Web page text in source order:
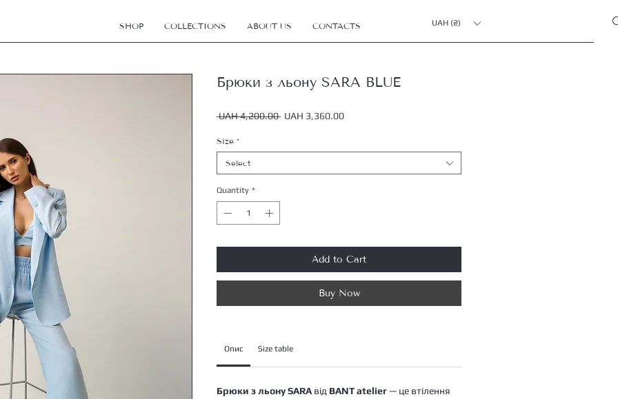
SHOP COLLECTIONS ABOUT US CONTACTS UAH (₴)
Брюки з льону SARA BLUE
UAH 4,200.00 Regular
UAH 3,360.00Sale
Size *
Select
Quantity *
Add to Cart
Buy Now
Опис Size table
Брюки з льону SARA від BANT atelier— це втілення